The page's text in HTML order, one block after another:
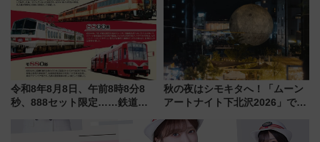
してみない？
令和8年8月8日、午前8時8分8
秒、888セット限定……鉄道各
秋の夜はシモキタへ！「ムーン
アートナイト下北沢2026」でイ
を満喫しよう